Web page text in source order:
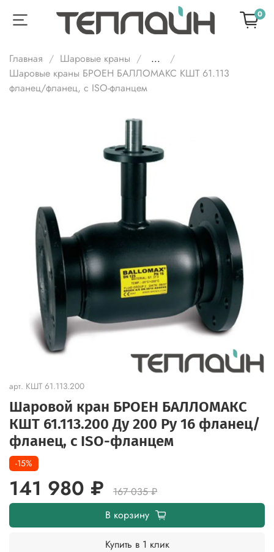
0
Главная Шаровые краны
...
Шаровые краны БРОЕН БАЛЛОМАКС КШТ 61.113
фланец/фланец, с ISO-фланцем
арт. КШТ 61.113.200
Шаровой кран БРОЕН БАЛЛОМАКС
КШТ 61.113.200 Ду 200 Ру 16 фланец/
фланец, с ISO-фланцем
-15%
141 980 ₽
167 035 ₽
В корзину
Купить в 1 клик